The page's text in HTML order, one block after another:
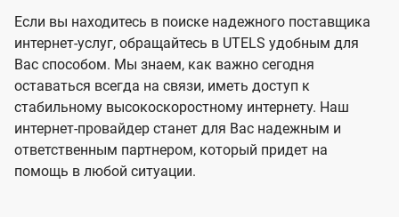
Если вы находитесь в поиске надежного поставщика
интернет-услуг, обращайтесь в UTELS удобным для
Вас способом. Мы знаем, как важно сегодня
оставаться всегда на связи, иметь доступ к
стабильному высокоскоростному интернету. Наш
интернет-провайдер станет для Вас надежным и
ответственным партнером, который придет на
помощь в любой ситуации.